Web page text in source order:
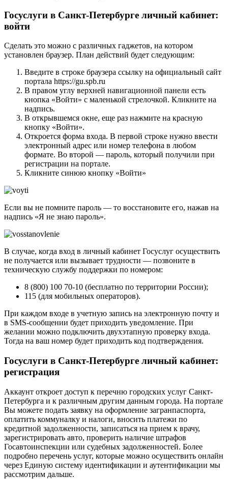
Госуслуги в Санкт-Петербурге личный кабинет:
войти
Сделать это можно с различных гаджетов, на котором
установлен браузер. План действий будет следующим:
Введите в строке браузера ссылку на официальный сайт
портала https://gu.spb.ru
В правом углу верхней навигационной панели есть
кнопка «Войти» с маленькой стрелочкой. Кликните на
надпись.
В открывшемся окне, еще раз нажмите на красную
кнопку «Войти».
Откроется форма входа. В первой строке нужно ввести
электронный адрес или номер телефона в любом
формате. Во второй — пароль, который получили при
регистрации на портале.
Кликните синюю кнопку «Войти»
Если вы не помните пароль — то восстановите его, нажав на
надпись «Я не знаю пароль».
В случае, когда вход в личный кабинет Госуслуг осуществить
не получается или вызывает трудности — позвоните в
техническую службу поддержки по номером:
8 (800) 100 70-10 (бесплатно по территории России);
115 (для мобильных операторов).
При каждом входе в учетную запись на электронную почту и
в SMS-сообщении будет приходить уведомление. При
желании можно подключить двухэтапную проверку входа.
Тогда на ваш номер будет приходить код подтверждения.
Госуслуги в Санкт-Петербурге личный кабинет:
регистрация
Аккаунт откроет доступ к перечню городских услуг Санкт-
Петербурга и к различным другим данным города. На портале
Вы можете подать заявку на оформление загранпаспорта,
оплатить коммуналку и налоги, вносить платежи по
кредитной задолженности, записаться на прием к врачу,
зарегистрировать авто, проверить наличие штрафов
Госавтоинспекции или судебных задолженностей. Более
подробно перечень услуг, которые можно осуществить онлайн
через Единую систему идентификации и аутентификации мы
рассмотрим дальше.